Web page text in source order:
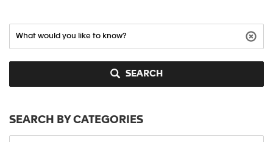
SEARCH
SEARCH BY CATEGORIES